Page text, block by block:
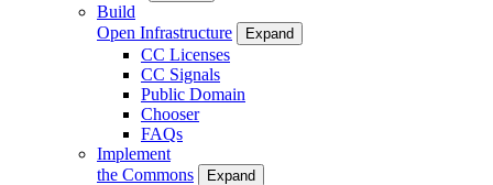
Build
Open Infrastructure
Expand
CC Licenses
CC Signals
Public Domain
Chooser
FAQs
Implement
the Commons
Expand